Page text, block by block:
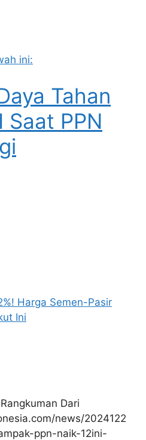
ini:
Tahan
Saat PPN
Harga Semen-Pasir
Ini
Dari
news/2024122
ppn-naik-12ini-